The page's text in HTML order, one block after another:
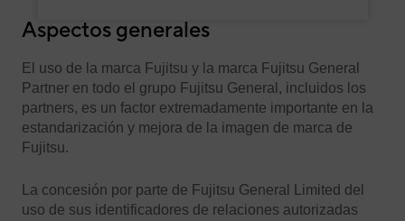
Aspectos generales
El uso de la marca Fujitsu y la marca Fujitsu General
Partner en todo el grupo Fujitsu General, incluidos los
partners, es un factor extremadamente importante en la
estandarización y mejora de la imagen de marca de
Fujitsu.
La concesión por parte de Fujitsu General Limited del
uso de sus identificadores de relaciones autorizadas